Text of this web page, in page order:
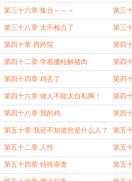
的！
第三十六章 集合～～～ 第三
第三十八章 太不检点了 第三
第四十章 西跨院 第四
第四十二章 学着傻柱解猪肉 第四
第四十四章 鸡丢了 第四
士！
第四十六章 做人不能太自私啊！ 第四
第四十八章 我的鸡... 第四
第五十章 我还不知道您是什么人？ 第五
第五十二章 人性 第五
第五十四章 特殊审查 第五